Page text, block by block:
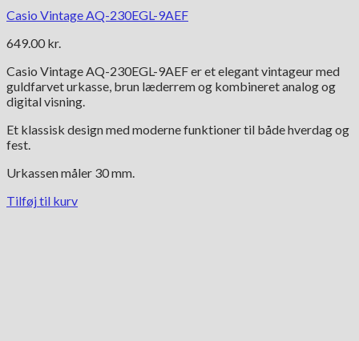
Casio Vintage AQ-230EGL-9AEF
649.00 kr.
Casio Vintage AQ-230EGL-9AEF er et elegant vintageur med
guldfarvet urkasse, brun læderrem og kombineret analog og
digital visning.
Et klassisk design med moderne funktioner til både hverdag og
fest.
Urkassen måler 30 mm.
Tilføj til kurv